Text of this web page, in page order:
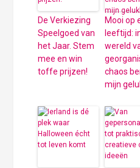
De Verkiezing
Speelgoed van
het Jaar. Stem
mee en win
toffe prijzen!
Mooi op
leeftijd:
wereld
chaos
mijn